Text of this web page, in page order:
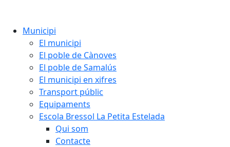
Municipi
El municipi
El poble de Cànoves
El poble de Samalús
El municipi en xifres
Transport públic
Equipaments
Escola Bressol La Petita Estelada
Qui som
Contacte